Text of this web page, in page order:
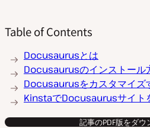
Table of Contents
Docusaurusとは
Docusaurusのインストール
Docusaurusをカスタマイズ
KinstaでDocusaurusサイト
記事のPDF版をダウ